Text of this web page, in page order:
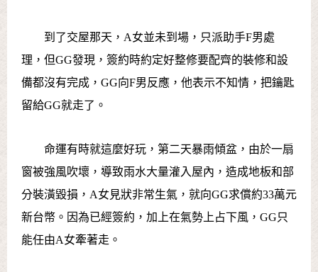
到了交屋那天，A女並未到場，只派助手F男處
理，但GG發現，簽約時約定好整修要配齊的裝修和設
備都沒有完成，GG向F男反應，他表示不知情，把鑰匙
留給GG就走了。
命運有時就這麼好玩，第二天暴雨傾盆，由於一扇
窗被強風吹壞，導致雨水大量灌入屋內，造成地板和部
分裝潢毀損，A女見狀非常生氣，就向GG求償約33萬元
新台幣。因為已經簽約，加上在氣勢上占下風，GG只
能任由A女牽著走。